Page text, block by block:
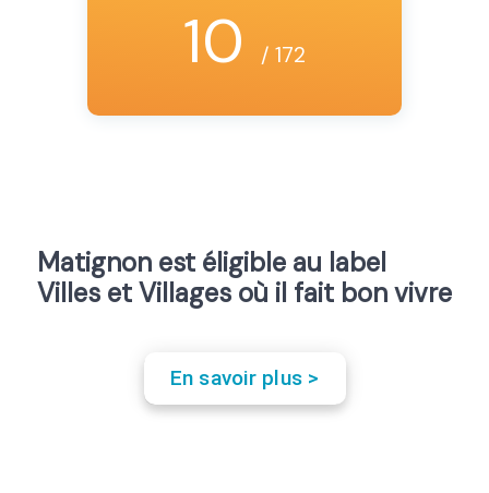
10 / 172
Matignon est éligible au label
Villes et Villages où il fait bon vivre
En savoir plus >